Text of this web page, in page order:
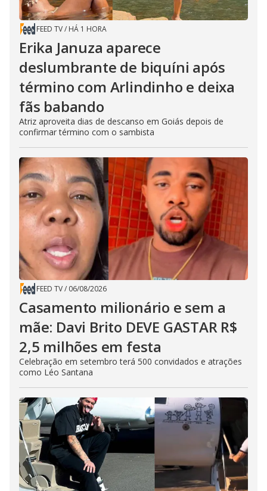
FEED TV/ HÁ 1 HORA
Erika Januza aparece
deslumbrante de biquíni após
término com Arlindinho e deixa
fãs babando
Atriz aproveita dias de descanso em Goiás depois de
confirmar término com o sambista
FEED TV/ 06/08/2026
Casamento milionário e sem a
mãe: Davi Brito DEVE GASTAR R$
2,5 milhões em festa
Celebração em setembro terá 500 convidados e atrações
como Léo Santana